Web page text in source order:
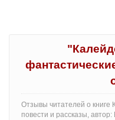
Отзывы читателей о книге
повести и рассказы,